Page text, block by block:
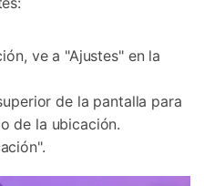
ve a "Ajustes" en la
de la pantalla para
de la ubicación.